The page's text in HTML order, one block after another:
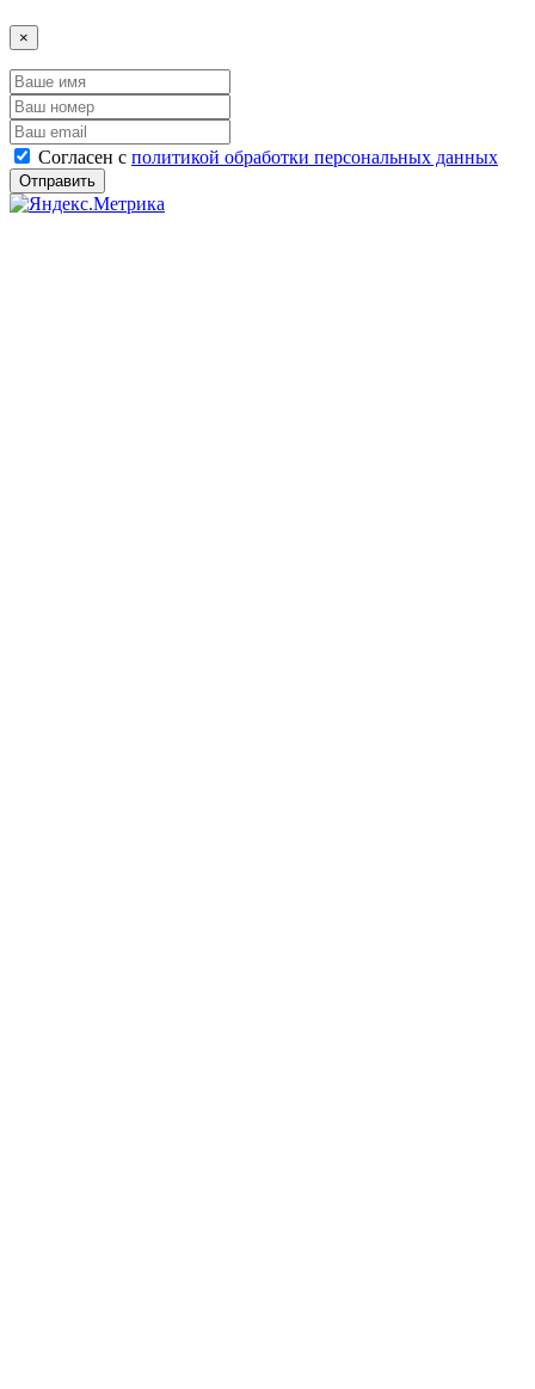
×
Согласен с политикой обработки персональных данных
Отправить